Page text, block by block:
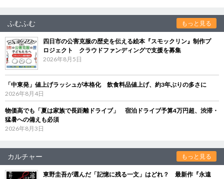
ふむふむ もっと見る
四日市の公害克服の歴史を伝える絵本『スモックリン』制作プ
ロジェクト クラウドファンディングで支援を募集
2026年8月5日
「中東発」値上げラッシュが本格化 飲食料品値上げ、約3年ぶりの多さに
2026年8月4日
物価高でも「夏は家族で長距離ドライブ」 宿泊ドライブ予算4万円超、渋滞・
猛暑への備えも必須
2026年8月3日
カルチャー もっと見る
東野圭吾が選んだ「記憶に残る一文」はどれ？ 最新作『永遠